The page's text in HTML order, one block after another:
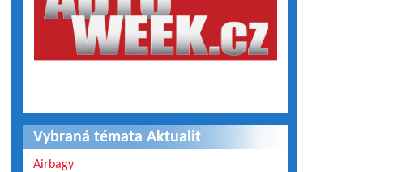
Vybraná témata Aktualit
Airbagy